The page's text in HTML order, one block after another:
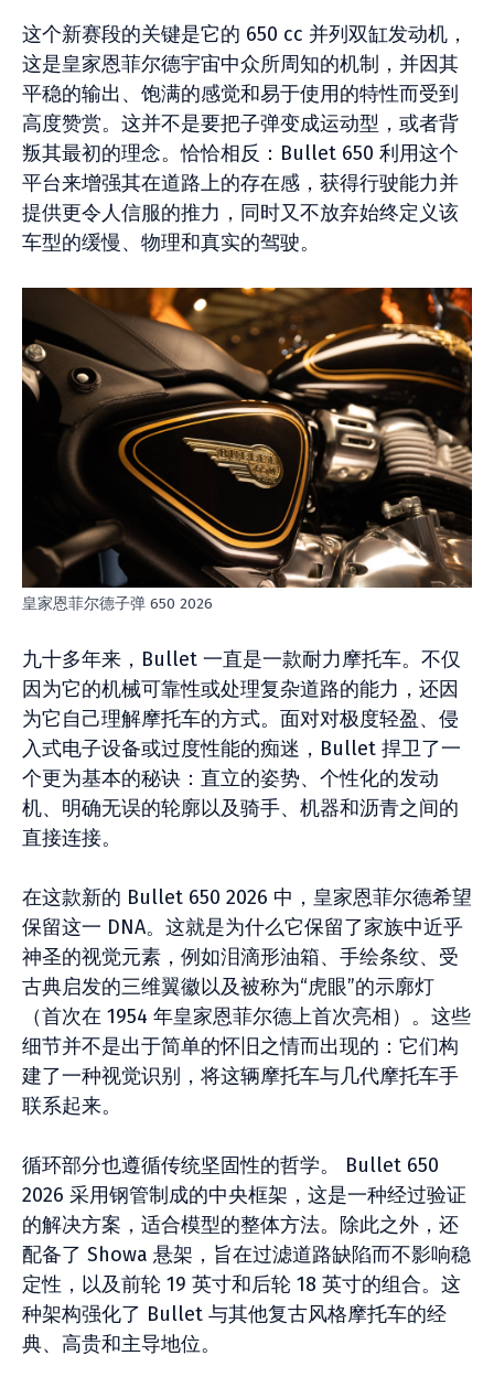
这个新赛段的关键是它的 650 cc 并列双缸发动机，
这是皇家恩菲尔德宇宙中众所周知的机制，并因其
平稳的输出、饱满的感觉和易于使用的特性而受到
高度赞赏。这并不是要把子弹变成运动型，或者背
叛其最初的理念。恰恰相反：Bullet 650 利用这个
平台来增强其在道路上的存在感，获得行驶能力并
提供更令人信服的推力，同时又不放弃始终定义该
车型的缓慢、物理和真实的驾驶。
皇家恩菲尔德子弹 650 2026
九十多年来，Bullet 一直是一款耐力摩托车。不仅
因为它的机械可靠性或处理复杂道路的能力，还因
为它自己理解摩托车的方式。面对对极度轻盈、侵
入式电子设备或过度性能的痴迷，Bullet 捍卫了一
个更为基本的秘诀：直立的姿势、个性化的发动
机、明确无误的轮廓以及骑手、机器和沥青之间的
直接连接。
在这款新的 Bullet 650 2026 中，皇家恩菲尔德希望
保留这一 DNA。这就是为什么它保留了家族中近乎
神圣的视觉元素，例如泪滴形油箱、手绘条纹、受
古典启发的三维翼徽以及被称为“虎眼”的示廓灯
（首次在 1954 年皇家恩菲尔德上首次亮相）。这些
细节并不是出于简单的怀旧之情而出现的：它们构
建了一种视觉识别，将这辆摩托车与几代摩托车手
联系起来。
循环部分也遵循传统坚固性的哲学。 Bullet 650
2026 采用钢管制成的中央框架，这是一种经过验证
的解决方案，适合模型的整体方法。除此之外，还
配备了 Showa 悬架，旨在过滤道路缺陷而不影响稳
定性，以及前轮 19 英寸和后轮 18 英寸的组合。这
种架构强化了 Bullet 与其他复古风格摩托车的经
典、高贵和主导地位。